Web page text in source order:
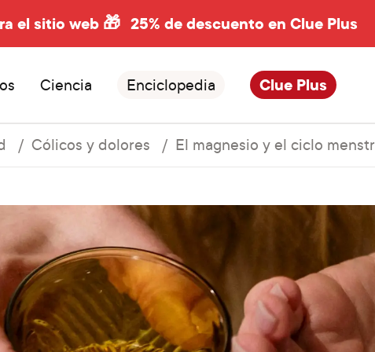
el sitio web 🎁 25% de descuento en Clue Plus
Ciencia Enciclopedia Clue Plus
Cólicos y dolores El magnesio y el ciclo